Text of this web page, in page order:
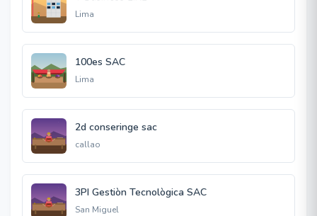
Lima
100es SAC
Lima
2d conseringe sac
callao
3PI Gestiòn Tecnològica SAC
San Miguel